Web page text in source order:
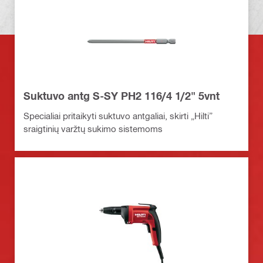
Suktuvo antg S-SY PH2 116/4 1/2" 5vnt
Specialiai pritaikyti suktuvo antgaliai, skirti „Hilti”
sraigtinių varžtų sukimo sistemoms